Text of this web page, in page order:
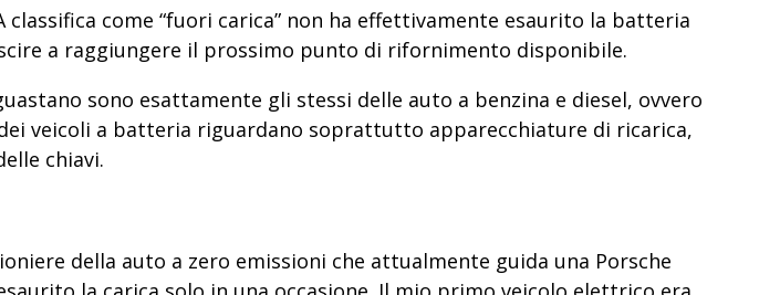
come “fuori carica” non ha effettivamente esaurito la batteria
a raggiungere il prossimo punto di rifornimento disponibile.
sono esattamente gli stessi delle auto a benzina e diesel, ovvero
veicoli a batteria riguardano soprattutto apparecchiature di ricarica,
chiavi.
della auto a zero emissioni che attualmente guida una Porsche